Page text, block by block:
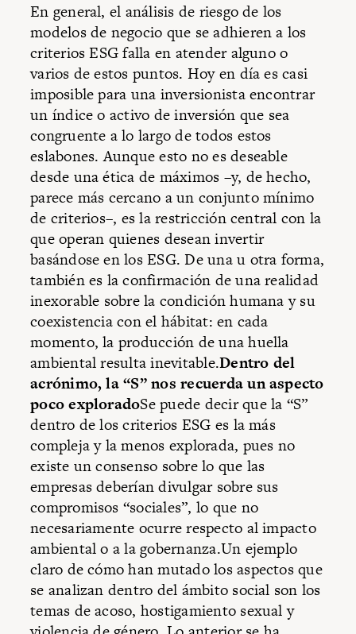
En general, el análisis de riesgo de los
modelos de negocio que se adhieren a los
criterios ESG falla en atender alguno o
varios de estos puntos. Hoy en día es casi
imposible para una inversionista encontrar
un índice o activo de inversión que sea
congruente a lo largo de todos estos
eslabones. Aunque esto no es deseable
desde una ética de máximos –y, de hecho,
parece más cercano a un conjunto mínimo
de criterios–, es la restricción central con la
que operan quienes desean invertir
basándose en los ESG. De una u otra forma,
también es la confirmación de una realidad
inexorable sobre la condición humana y su
coexistencia con el hábitat: en cada
momento, la producción de una huella
ambiental resulta inevitable.Dentro del
acrónimo, la “S” nos recuerda un aspecto
poco exploradoSe puede decir que la “S”
dentro de los criterios ESG es la más
compleja y la menos explorada, pues no
existe un consenso sobre lo que las
empresas deberían divulgar sobre sus
compromisos “sociales”, lo que no
necesariamente ocurre respecto al impacto
ambiental o a la gobernanza.Un ejemplo
claro de cómo han mutado los aspectos que
se analizan dentro del ámbito social son los
temas de acoso, hostigamiento sexual y